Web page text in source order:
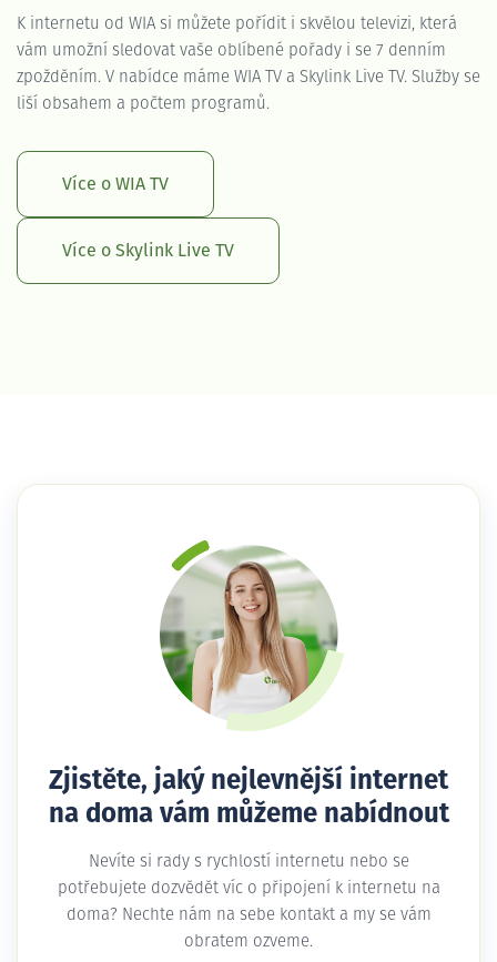
K internetu od WIA si můžete pořídit i skvělou televizi, která
vám umožní sledovat vaše oblíbené pořady i se 7 denním
zpožděním. V nabídce máme WIA TV a Skylink Live TV. Služby se
liší obsahem a počtem programů.
Více o WIA TV
Více o Skylink Live TV
Zjistěte, jaký nejlevnější internet
na doma vám můžeme nabídnout
Nevíte si rady s rychlostí internetu nebo se
potřebujete dozvědět víc o připojení k internetu na
doma? Nechte nám na sebe kontakt a my se vám
obratem ozveme.